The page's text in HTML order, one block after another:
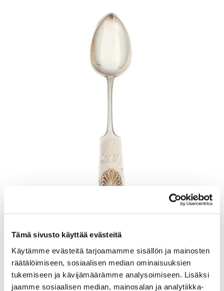
Tämä sivusto käyttää evästeitä
Käytämme evästeitä tarjoamamme sisällön ja mainosten
räätälöimiseen, sosiaalisen median ominaisuuksien
tukemiseen ja kävijämäärämme analysoimiseen. Lisäksi
jaamme sosiaalisen median, mainosalan ja analytiikka-
Lähtöhinta:70 €
Kaivopihan Pantti
11.8.2026 19:23:30